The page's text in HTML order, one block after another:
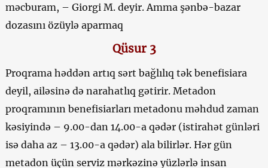
məcburam, – Giorgi M. deyir. Amma şənbə-bazar
dozasını özüylə aparmaq
Qüsur 3
Proqrama həddən artıq sərt bağlılıq tək benefisiara
deyil, ailəsinə də narahatlıq gətirir. Metadon
proqramının benefisiarları metadonu məhdud zaman
kəsiyində – 9.00-dan 14.00-a qədər (istirahət günləri
isə daha az – 13.00-a qədər) ala bilirlər. Hər gün
metadon üçün serviz mərkəzinə yüzlərlə insan